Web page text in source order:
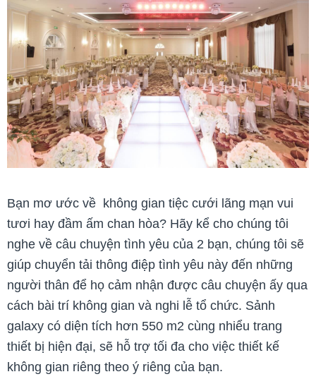
Bạn mơ ước về không gian tiệc cưới lãng mạn vui
tươi hay đầm ấm chan hòa? Hãy kể cho chúng tôi
nghe về câu chuyện tình yêu của 2 bạn, chúng tôi sẽ
giúp chuyển tải thông điệp tình yêu này đến những
người thân để họ cảm nhận được câu chuyện ấy qua
cách bài trí không gian và nghi lễ tổ chức. Sảnh
galaxy có diện tích hơn 550 m2 cùng nhiểu trang
thiết bị hiện đại, sẽ hỗ trợ tối đa cho việc thiết kế
không gian riêng theo ý riêng của bạn.